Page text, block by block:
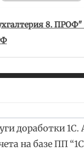
8. ПРОФ"
доработки
на базе ПП